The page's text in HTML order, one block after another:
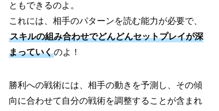
ともできるのよ。
これには、相手のパターンを読む能力が必要で、
スキルの組み合わせでどんどんセットプレイが深
まっていくのよ！
勝利への戦術には、相手の動きを予測し、その傾
向に合わせて自分の戦術を調整することが含まれ